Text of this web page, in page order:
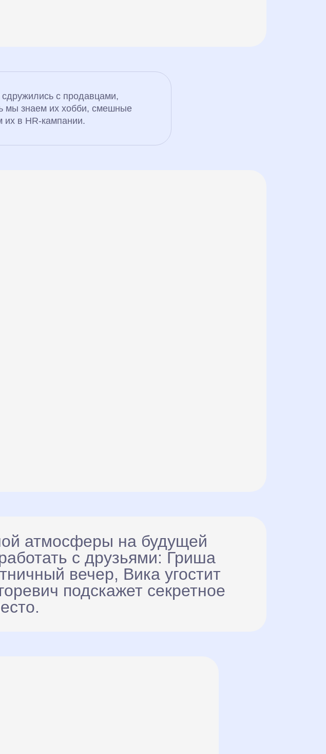
с продавцами,
мы знаем их хобби, смешные
в HR-кампании.
атмосферы на будущей
с друзьями: Гриша
вечер, Вика угостит
подскажет секретное